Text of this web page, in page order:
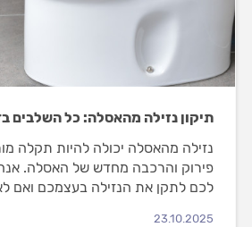
תיקון נזילה מהאסלה: כל השלבים
נזילה מהאסלה יכולה להיות תקלה
פירוק והרכבה מחדש של האסלה.
לכם לתקן את הנזילה בעצמכם ואם
23.10.2025